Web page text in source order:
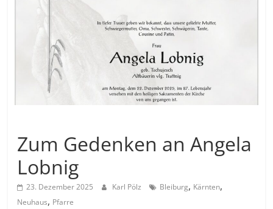
Zum Gedenken an Angela
Lobnig
23. Dezember 2025 Karl Pölz Bleiburg, Kärnten,
Neuhaus, Pfarre